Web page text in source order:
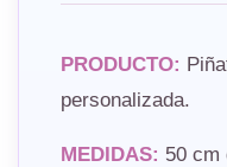
PRODUCTO:
personalizada.
MEDIDAS: 50 cm